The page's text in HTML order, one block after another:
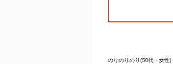
のりのりのり(50代・女性)